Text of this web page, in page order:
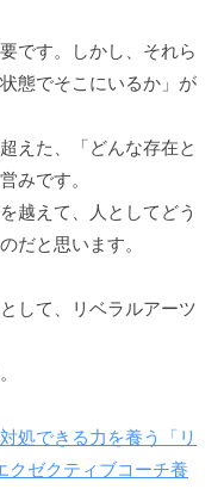
です。しかし、それら
態でそこにいるか」が
えた、「どんな存在と
みです。
越えて、人としてどう
だと思います。
して、リベラルアーツ
処できる力を養う「リ
クゼクティブコーチ養